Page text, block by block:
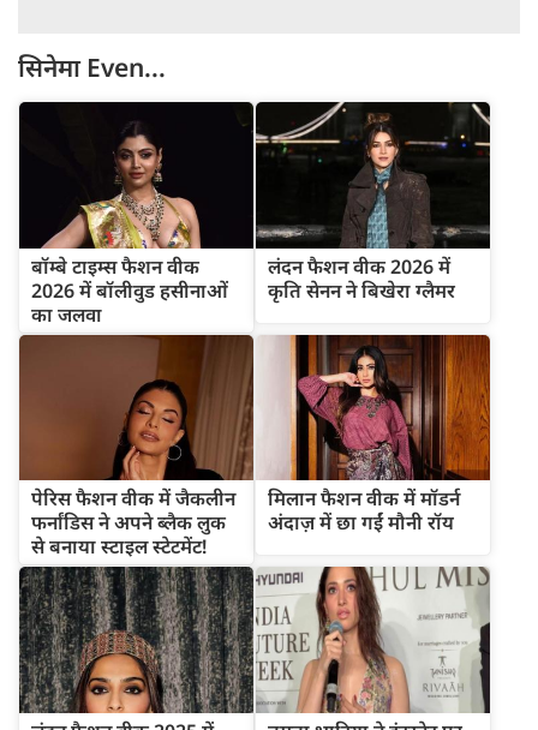
सिनेमाEven...
बॉम्बे टाइम्स फैशन वीक
2026 में बॉलीवुड हसीनाओं
का जलवा
लंदन फैशन वीक 2026 में
कृति सेनन ने बिखेरा ग्लैमर
पेरिस फैशन वीक में जैकलीन
फर्नांडिस ने अपने ब्लैक लुक
से बनाया स्टाइल स्टेटमेंट!
मिलान फैशन वीक में मॉडर्न
अंदाज़ में छा गईं मौनी रॉय